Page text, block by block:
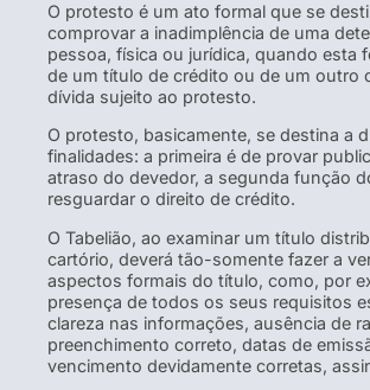
O protesto é um ato formal que se
comprovar a inadimplência de uma
pessoa, física ou jurídica, quando esta
de um título de crédito ou de um outro
dívida sujeito ao protesto.
O protesto, basicamente, se destina a
finalidades: a primeira é de provar
atraso do devedor, a segunda função
resguardar o direito de crédito.
O Tabelião, ao examinar um título
cartório, deverá tão-somente fazer a
aspectos formais do título, como, por
presença de todos os seus requisitos
clareza nas informações, ausência de
preenchimento correto, datas de
vencimento devidamente corretas,